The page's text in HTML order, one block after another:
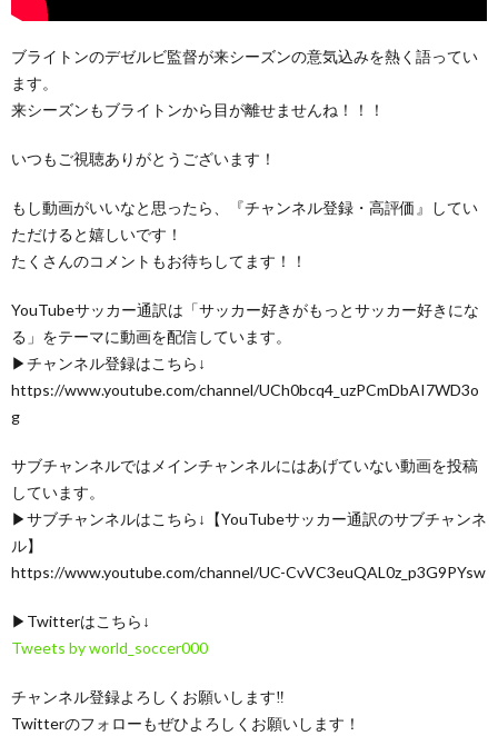
ブライトンのデゼルビ監督が来シーズンの意気込みを熱く語ってい
ます。
来シーズンもブライトンから目が離せませんね！！！
いつもご視聴ありがとうございます！
もし動画がいいなと思ったら、『チャンネル登録・高評価』してい
ただけると嬉しいです！
たくさんのコメントもお待ちしてます！！
YouTubeサッカー通訳は「サッカー好きがもっとサッカー好きにな
る」をテーマに動画を配信しています。
▶︎チャンネル登録はこちら↓
https://www.youtube.com/channel/UCh0bcq4_uzPCmDbAI7WD3o
g
サブチャンネルではメインチャンネルにはあげていない動画を投稿
しています。
▶︎サブチャンネルはこちら↓【YouTubeサッカー通訳のサブチャンネ
ル】
https://www.youtube.com/channel/UC-CvVC3euQAL0z_p3G9PYsw
▶︎Twitterはこちら↓
Tweets by world_soccer000
チャンネル登録よろしくお願いします‼︎
Twitterのフォローもぜひよろしくお願いします！